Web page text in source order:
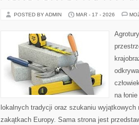
POSTED BY ADMIN MAR - 17 - 2026
na
lokalnych tradycji oraz szukaniu
zakątkach Europy. Sama strona jest